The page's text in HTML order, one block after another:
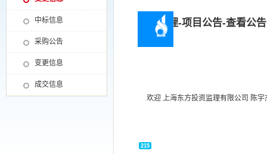
公告管理-项目公告-查看公告
欢迎 上海东方投资监理有限公司 陈宇
215
中标信息
采购公告
变更信息
成交信息